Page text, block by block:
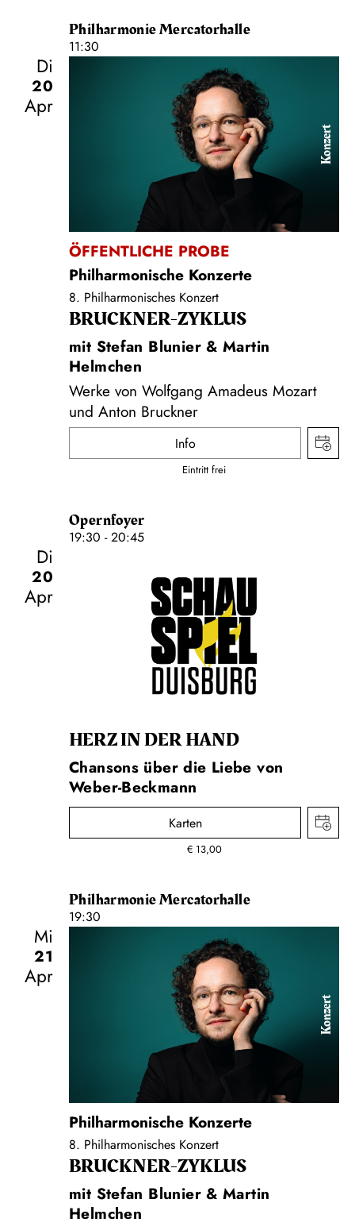
Philharmonie Mercatorhalle
11:30
Di
20
Apr
Konzert
ÖFFENTLICHE PROBE
Philharmonische Konzerte
8. Philharmonisches Konzert
BRUCKNER-ZYKLUS
mit Stefan Blunier & Martin
Helmchen
Werke von Wolfgang Amadeus Mozart
und Anton Bruckner
Info
Eintritt frei
Opernfoyer
19:30 - 20:45
Di
20
Apr
HERZ IN DER HAND
Chansons über die Liebe von
Weber-Beckmann
Karten
€ 13,00
Philharmonie Mercatorhalle
19:30
Mi
21
Apr
Konzert
Philharmonische Konzerte
8. Philharmonisches Konzert
BRUCKNER-ZYKLUS
mit Stefan Blunier & Martin
Helmchen